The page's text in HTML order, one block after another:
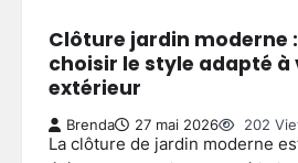
Clôture jardin moderne
choisir le style adapté à
extérieur
Brenda 27 mai 2026 202
La clôture de jardin moderne